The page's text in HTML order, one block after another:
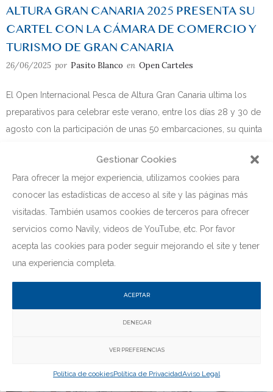
Gestionar Cookies
Para ofrecer la mejor experiencia, utilizamos cookies para
conocer las estadísticas de acceso al site y las páginas más
visitadas. También usamos cookies de terceros para ofrecer
servicios como Navily, videos de YouTube, etc. Por favor
acepta las cookies para poder seguir mejorando el site y tener
una experiencia completa.
ACEPTAR
DENEGAR
VER PREFERENCIAS
Política de cookiesPolítica de PrivacidadAviso Legal
ALTURA GRAN CANARIA 2025 PRESENTA SU
CARTEL CON LA CÁMARA DE COMERCIO Y
TURISMO DE GRAN CANARIA
26/06/2025 por Pasito Blanco en Open Carteles
El Open Internacional Pesca de Altura Gran Canaria ultima los
preparativos para celebrar este verano, entre los días 28 y 30 de
agosto con la participación de unas 50 embarcaciones, su quinta
y organizadores con la intención de dar un paso más en el
proceso de puesta en valor de su marca en el escaparate
internacional y con el reto de formar parte próximamente del
Campeonato del Mundo de Pesca de Altura.
Leer más COMPARTIR